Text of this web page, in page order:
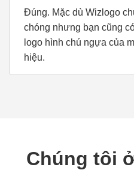
Đúng. Mặc dù Wizlogo
chóng nhưng bạn cũng
logo hình chú ngựa của
hiệu.
Chúng tôi